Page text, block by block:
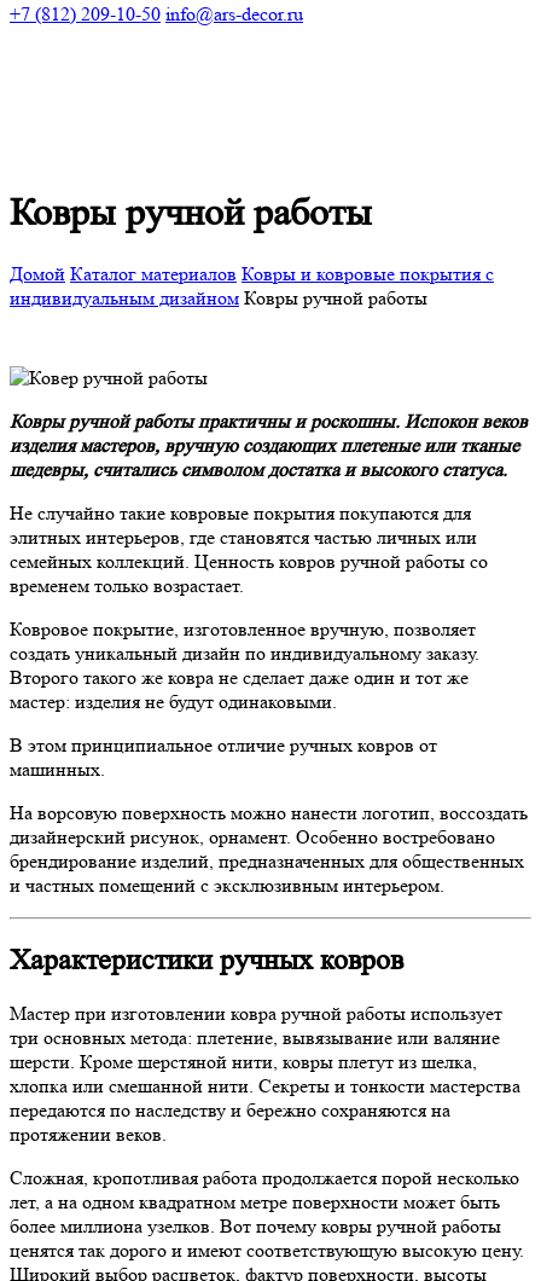
+7 (812) 209-10-50 info@ars-decor.ru
Ковры ручной работы
Домой Каталог материалов Ковры и ковровые покрытия с
индивидуальным дизайном Ковры ручной работы
Ковры ручной работы практичны и роскошны. Испокон веков
изделия мастеров, вручную создающих плетеные или тканые
шедевры, считались символом достатка и высокого статуса.
Не случайно такие ковровые покрытия покупаются для
элитных интерьеров, где становятся частью личных или
семейных коллекций. Ценность ковров ручной работы со
временем только возрастает.
Ковровое покрытие, изготовленное вручную, позволяет
создать уникальный дизайн по индивидуальному заказу.
Второго такого же ковра не сделает даже один и тот же
мастер: изделия не будут одинаковыми.
В этом принципиальное отличие ручных ковров от
машинных.
На ворсовую поверхность можно нанести логотип, воссоздать
дизайнерский рисунок, орнамент. Особенно востребовано
брендирование изделий, предназначенных для общественных
и частных помещений с эксклюзивным интерьером.
Характеристики ручных ковров
Мастер при изготовлении ковра ручной работы использует
три основных метода: плетение, вывязывание или валяние
шерсти. Кроме шерстяной нити, ковры плетут из шелка,
хлопка или смешанной нити. Секреты и тонкости мастерства
передаются по наследству и бережно сохраняются на
протяжении веков.
Сложная, кропотливая работа продолжается порой несколько
лет, а на одном квадратном метре поверхности может быть
более миллиона узелков. Вот почему ковры ручной работы
ценятся так дорого и имеют соответствующую высокую цену.
Широкий выбор расцветок, фактур поверхности, высоты